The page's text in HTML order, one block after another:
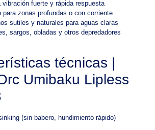
vibración fuerte y rápida respuesta
para zonas profundas o con corriente
sutiles y naturales para aguas claras
sargos, obladas y otros depredadores
técnicas |
Umibaku Lipless
(sin babero, hundimiento rápido)